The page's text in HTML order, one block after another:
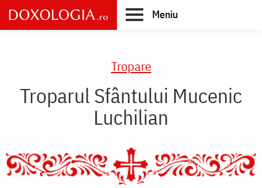
Skip
to
main
Meniu
Tropare
Troparul Sfântului Mucenic
Luchilian